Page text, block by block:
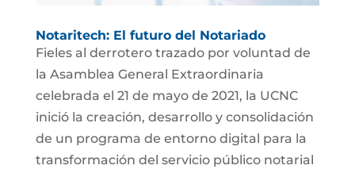
Notaritech: El futuro del Notariado
Fieles al derrotero trazado por voluntad de
la Asamblea General Extraordinaria
celebrada el 21 de mayo de 2021, la UCNC
inició la creación, desarrollo y consolidación
de un programa de entorno digital para la
transformación del servicio público notarial